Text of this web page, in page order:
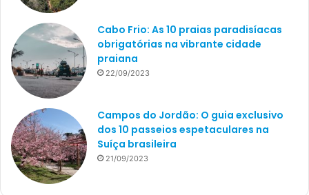
Cabo Frio: As 10 praias paradisíacas
obrigatórias na vibrante cidade
praiana
22/09/2023
Campos do Jordão: O guia exclusivo
dos 10 passeios espetaculares na
Suíça brasileira
21/09/2023